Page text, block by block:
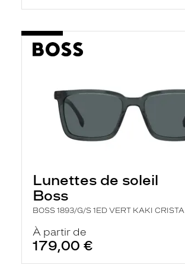
Lunettes de soleil
Boss
BOSS 1893/G/S 1ED VERT KAKI CRISTA
À partir de
179,00 €